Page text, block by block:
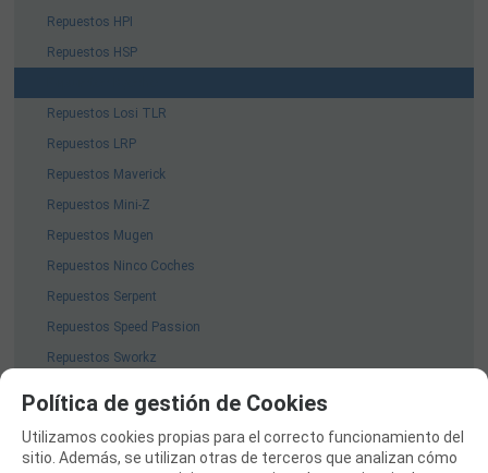
Repuestos HPI
Repuestos HSP
Repuestos Losi TLR
Repuestos LRP
Repuestos Maverick
Repuestos Mini-Z
Repuestos Mugen
Repuestos Ninco Coches
Repuestos Serpent
Repuestos Speed Passion
Repuestos Sworkz
Repuestos Team Associated
Repuestos TeamC
Política de gestión de Cookies
Utilizamos cookies propias para el correcto funcionamiento del
sitio. Además, se utilizan otras de terceros que analizan cómo